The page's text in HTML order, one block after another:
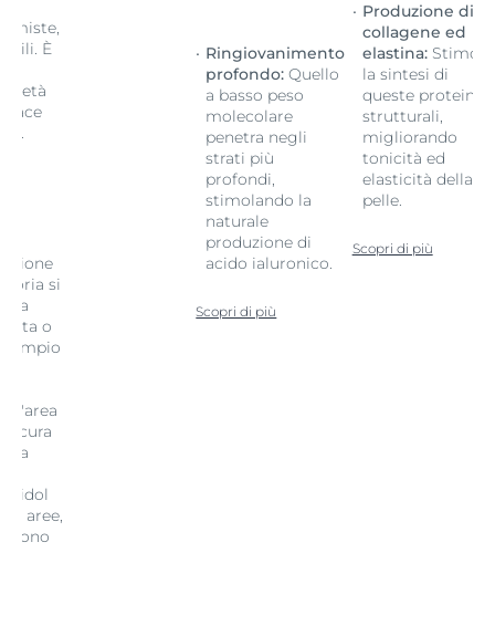
miste,
È
o età
si
la
o
L'area
scura
aree,
tono
Ringiovanimento
profondo: Quello
a basso peso
molecolare
penetra negli
strati più
profondi,
stimolando la
naturale
produzione di
acido ialuronico.
Scopri di più
Produzione di
collagene ed
elastina:Stimola
la sintesi di
queste proteine
strutturali,
migliorando
tonicità ed
elasticità della
pelle.
Scopri di più